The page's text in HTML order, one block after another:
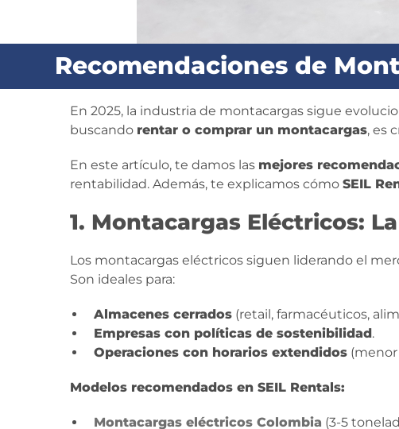
Recomendaciones de
En 2025, la industria de montacargas sigue
buscando rentar o comprar un montacargas, es
En este artículo, te damos las mejores
rentabilidad. Además, te explicamos cómo SEIL
1. Montacargas Eléctricos:
Los montacargas eléctricos siguen liderando el
Son ideales para:
Almacenes cerrados (retail, farmacéuticos,
Empresas con políticas de sostenibilidad.
Operaciones con horarios extendidos
Modelos recomendados en SEIL Rentals:
Montacargas eléctricos Colombia (3-5